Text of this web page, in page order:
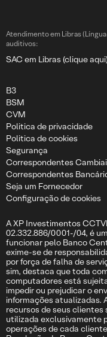
Atendimento em Libras
auditivos:
SAC em Libras (clique
B3
BSM
CVM
Politica de privacidade
Politica de cookies
Segurança
Correspondentes
Correspondentes
Seja um Fornecedor
Configuração de cookies
A XP Investimentos
02.332.886/0001-/04, é
funcionar pelo Banco
exime-se de
por força de falha de
sim, destaca que toda
computadores está
impedir ou prejudicar o
informações atualizadas.
recursos de seus
utilizada exclusivamente
operações de cada